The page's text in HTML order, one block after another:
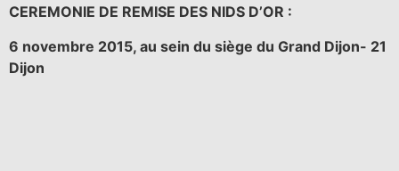
CEREMONIE DE REMISE DES NIDS D’OR :
6 novembre 2015, au sein du siège du Grand Dijon- 21
Dijon